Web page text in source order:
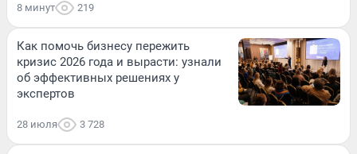
8 минут 219
Как помочь бизнесу пережить
кризис 2026 года и вырасти: узнали
об эффективных решениях у
экспертов
28 июля 3 728